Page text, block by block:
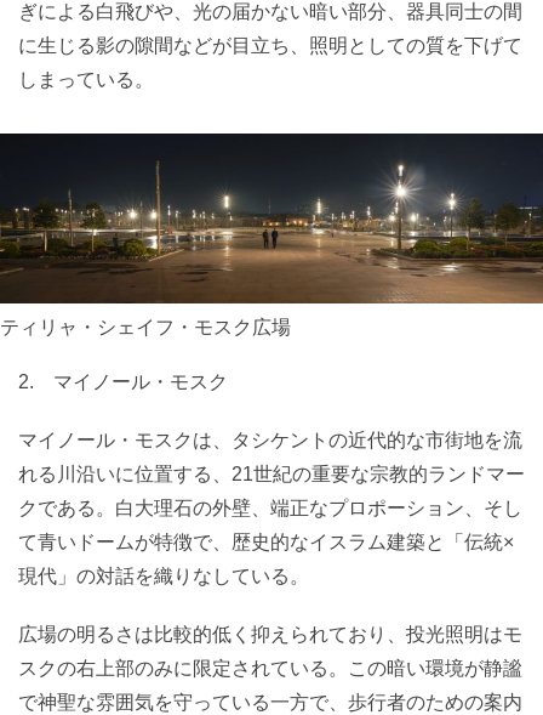
ぎによる白飛びや、光の届かない暗い部分、器具同士の間
に生じる影の隙間などが目立ち、照明としての質を下げて
しまっている。
ティリャ・シェイフ・モスク広場
2. マイノール・モスク
マイノール・モスクは、タシケントの近代的な市街地を流
れる川沿いに位置する、21世紀の重要な宗教的ランドマー
クである。白大理石の外壁、端正なプロポーション、そし
て青いドームが特徴で、歴史的なイスラム建築と「伝統×
現代」の対話を織りなしている。
広場の明るさは比較的低く抑えられており、投光照明はモ
スクの右上部のみに限定されている。この暗い環境が静謐
で神聖な雰囲気を守っている一方で、歩行者のための案内